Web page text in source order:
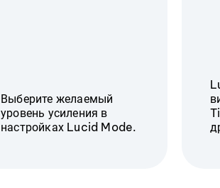
Выберите желаемый
уровень усиления в
настройках Lucid Mode.